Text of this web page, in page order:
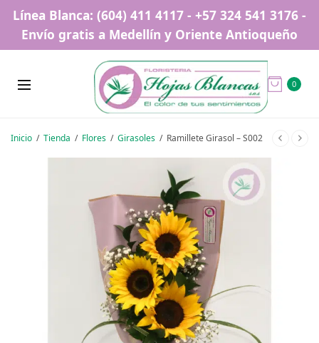
Línea Blanca: (604) 411 4117 - +57 324 541 3176 -
Envío gratis a Medellín y Oriente Antioqueño
0
Inicio / Tienda / Flores / Girasoles / Ramillete Girasol – S002